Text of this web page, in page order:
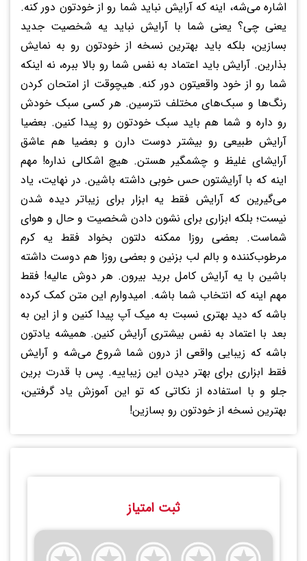
اشاره می‌شه، اینه که آرایش نباید شما رو از خودتون دور کنه.
یعنی چی؟ یعنی شما با آرایش نباید یه شخصیت جدید
بسازین، بلکه باید بهترین نسخه از خودتون رو به نمایش
بذارین. آرایش باید اعتماد به نفس شما رو بالا ببره، نه اینکه
شما رو از خود واقعیتون دور کنه. هیچوقت از امتحان کردن
رنگ‌ها و سبک‌های مختلف نترسین. هر کسی سبک خودش
رو داره و شما هم باید سبک خودتون رو پیدا کنین. بعضیا
آرایش طبیعی رو بیشتر دوست دارن و بعضیا هم عاشق
آرایشای غلیظ و چشمگیر هستن. هیچ اشکالی نداره! مهم
اینه که با آرایشتون حس خوبی داشته باشین. در نهایت، یاد
می‌گیرین که آرایش فقط یه ابزار برای زیباتر دیده شدن
نیست؛ بلکه ابزاری برای نشون دادن شخصیت و حال و هوای
شماست. بعضی روزا ممکنه دلتون بخواد فقط یه کرم
مرطوب‌کننده و بالم لب بزنین و بعضی روزا هم دوست داشته
باشین با یه آرایش کامل برید بیرون. هر دوش عالیه! فقط
مهم اینه که انتخاب شما باشه. امیدوارم این متن کمک کرده
باشه که دید بهتری نسبت به میک آپ پیدا کنین و از این به
بعد با اعتماد به نفس بیشتری آرایش کنین. همیشه یادتون
باشه که زیبایی واقعی از درون شما شروع می‌شه و آرایش
فقط ابزاری برای بهتر دیدن این زیباییه. پس با قدرت برین
جلو و با استفاده از نکاتی که تو این آموزش یاد گرفتین،
بهترین نسخه از خودتون رو بسازین!
ثبت امتیاز